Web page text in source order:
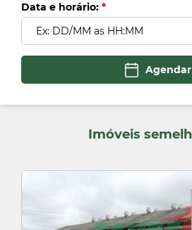
Data e horário: *
Agendar
Imóveis
f)